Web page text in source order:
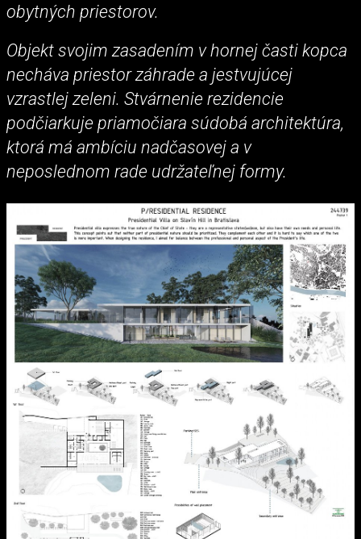
obytných priestorov.
Objekt svojim zasadením v hornej časti kopca
necháva priestor záhrade a jestvujúcej
vzrastlej zeleni. Stvárnenie rezidencie
podčiarkuje priamočiara súdobá architektúra,
ktorá má ambíciu nadčasovej a v
neposlednom rade udržateľnej formy.